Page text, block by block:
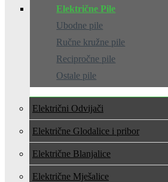
Električne Pile
Ubodne pile
Ručne kružne pile
Recipročne pile
Ostale pile
Električni Odvijači
Električne Glodalice i pribor
Električne Blanjalice
Električne Mješalice